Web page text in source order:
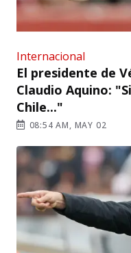
Internacional
El presidente de
Claudio Aquino:
Chile..."
08:54 AM, MAY 02